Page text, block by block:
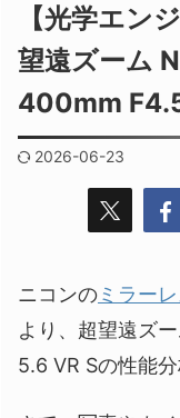
【光学エン
望遠ズーム
400mm
2026-06-23
ニコンのミラー
より、超望遠ズ
5.6 VR Sの性能